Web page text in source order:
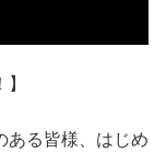
ある皆様、はじめ